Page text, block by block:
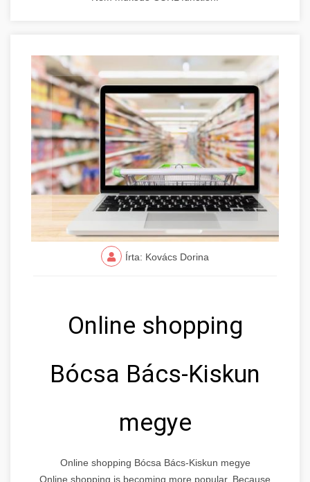
Írta: Kovács Dorina
Online shopping
Bócsa Bács-Kiskun
megye
Online shopping Bócsa Bács-Kiskun megye
Online shopping is becoming more popular. Because